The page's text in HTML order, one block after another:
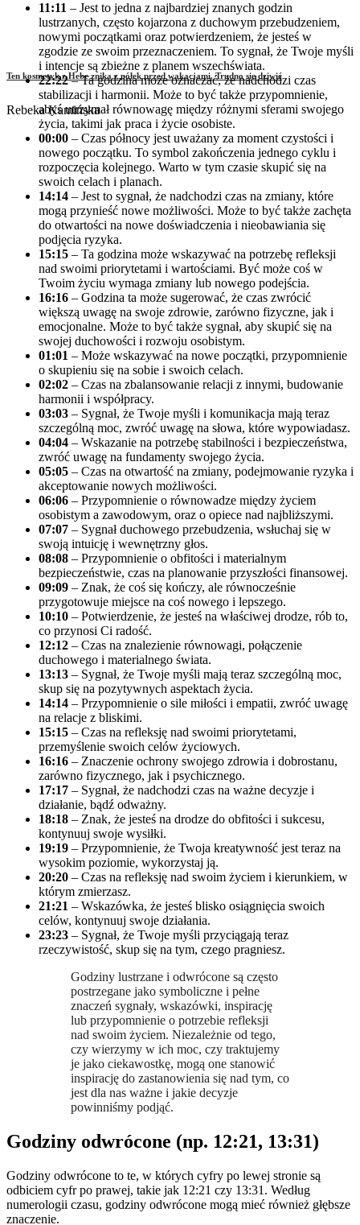
Ten kosmetyk z Hebe znika z półek przed wakacjami. Trudno się dziwić
Rebeka Kamińska
11:11 – Jest to jedna z najbardziej znanych godzin
lustrzanych, często kojarzona z duchowym przebudzeniem,
nowymi początkami oraz potwierdzeniem, że jesteś w
zgodzie ze swoim przeznaczeniem. To sygnał, że Twoje myśli
i intencje są zbieżne z planem wszechświata.
22:22– Ta godzina może oznaczać, że nadchodzi czas
stabilizacji i harmonii. Może to być także przypomnienie,
abyś utrzymał równowagę między różnymi sferami swojego
życia, takimi jak praca i życie osobiste.
00:00 – Czas północy jest uważany za moment czystości i
nowego początku. To symbol zakończenia jednego cyklu i
rozpoczęcia kolejnego. Warto w tym czasie skupić się na
swoich celach i planach.
14:14 – Jest to sygnał, że nadchodzi czas na zmiany, które
mogą przynieść nowe możliwości. Może to być także zachęta
do otwartości na nowe doświadczenia i nieobawiania się
podjęcia ryzyka.
15:15 – Ta godzina może wskazywać na potrzebę refleksji
nad swoimi priorytetami i wartościami. Być może coś w
Twoim życiu wymaga zmiany lub nowego podejścia.
16:16 – Godzina ta może sugerować, że czas zwrócić
większą uwagę na swoje zdrowie, zarówno fizyczne, jak i
emocjonalne. Może to być także sygnał, aby skupić się na
swojej duchowości i rozwoju osobistym.
01:01 – Może wskazywać na nowe początki, przypomnienie
o skupieniu się na sobie i swoich celach.
02:02 – Czas na zbalansowanie relacji z innymi, budowanie
harmonii i współpracy.
03:03 – Sygnał, że Twoje myśli i komunikacja mają teraz
szczególną moc, zwróć uwagę na słowa, które wypowiadasz.
04:04 – Wskazanie na potrzebę stabilności i bezpieczeństwa,
zwróć uwagę na fundamenty swojego życia.
05:05 – Czas na otwartość na zmiany, podejmowanie ryzyka i
akceptowanie nowych możliwości.
06:06 – Przypomnienie o równowadze między życiem
osobistym a zawodowym, oraz o opiece nad najbliższymi.
07:07 – Sygnał duchowego przebudzenia, wsłuchaj się w
swoją intuicję i wewnętrzny głos.
08:08 – Przypomnienie o obfitości i materialnym
bezpieczeństwie, czas na planowanie przyszłości finansowej.
09:09 – Znak, że coś się kończy, ale równocześnie
przygotowuje miejsce na coś nowego i lepszego.
10:10 – Potwierdzenie, że jesteś na właściwej drodze, rób to,
co przynosi Ci radość.
12:12 – Czas na znalezienie równowagi, połączenie
duchowego i materialnego świata.
13:13 – Sygnał, że Twoje myśli mają teraz szczególną moc,
skup się na pozytywnych aspektach życia.
14:14 – Przypomnienie o sile miłości i empatii, zwróć uwagę
na relacje z bliskimi.
15:15 – Czas na refleksję nad swoimi priorytetami,
przemyślenie swoich celów życiowych.
16:16 – Znaczenie ochrony swojego zdrowia i dobrostanu,
zarówno fizycznego, jak i psychicznego.
17:17 – Sygnał, że nadchodzi czas na ważne decyzje i
działanie, bądź odważny.
18:18 – Znak, że jesteś na drodze do obfitości i sukcesu,
kontynuuj swoje wysiłki.
19:19 – Przypomnienie, że Twoja kreatywność jest teraz na
wysokim poziomie, wykorzystaj ją.
20:20 – Czas na refleksję nad swoim życiem i kierunkiem, w
którym zmierzasz.
21:21 – Wskazówka, że jesteś blisko osiągnięcia swoich
celów, kontynuuj swoje działania.
23:23 – Sygnał, że Twoje myśli przyciągają teraz
rzeczywistość, skup się na tym, czego pragniesz.
Godziny lustrzane i odwrócone są często
postrzegane jako symboliczne i pełne
znaczeń sygnały, wskazówki, inspirację
lub przypomnienie o potrzebie refleksji
nad swoim życiem. Niezależnie od tego,
czy wierzymy w ich moc, czy traktujemy
je jako ciekawostkę, mogą one stanowić
inspirację do zastanowienia się nad tym, co
jest dla nas ważne i jakie decyzje
powinniśmy podjąć.
Godziny odwrócone (np. 12:21, 13:31)
Godziny odwrócone to te, w których cyfry po lewej stronie są
odbiciem cyfr po prawej, takie jak 12:21 czy 13:31. Według
numerologii czasu, godziny odwrócone mogą mieć również głębsze
znaczenie.